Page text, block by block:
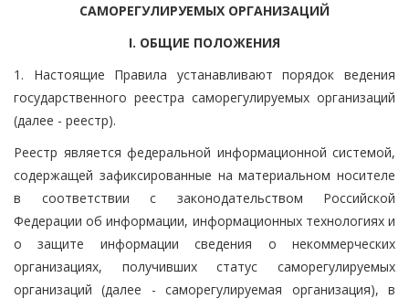
САМОРЕГУЛИРУЕМЫХ ОРГАНИЗАЦИЙ
I. ОБЩИЕ ПОЛОЖЕНИЯ
1. Настоящие Правила устанавливают порядок ведения
государственного реестра саморегулируемых организаций
(далее - реестр).
Реестр является федеральной информационной системой,
содержащей зафиксированные на материальном носителе
в соответствии с законодательством Российской
Федерации об информации, информационных технологиях и
о защите информации сведения о некоммерческих
организациях, получивших статус саморегулируемых
организаций (далее - саморегулируемая организация), в